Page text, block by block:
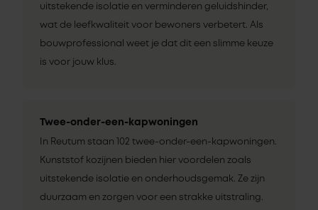
uitstekende isolatie en verminderen geluidshinder,
wat de leefkwaliteit voor bewoners verbetert. Als
bouwprofessional weet je dat dit een slimme keuze
is voor jouw klus.
Twee-onder-een-kapwoningen
In Reutum staan 102 twee-onder-een-kapwoningen.
Kunststof kozijnen bieden hier voordelen zoals
uitstekende isolatie en onderhoudsgemak. Ze zijn
duurzaam en zorgen voor een strakke uitstraling.